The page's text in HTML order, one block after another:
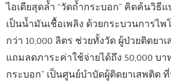
ไอเดียสุดล้ำ “วัดถ้ำกระบอก” คิดค้นวิธี
เป็นน้ำมันเชื้อเพลิง ด้วยกระบวนการไ
กว่า 10,000 ลิตร ช่วยทั้งวัด ผู้ป่วยติดยา
แถมลดภาระค่าใช้จ่ายได้ถึง 50,000 บา
กระบอก” เป็นศูนย์บำบัดผู้ติดยาเสพติด